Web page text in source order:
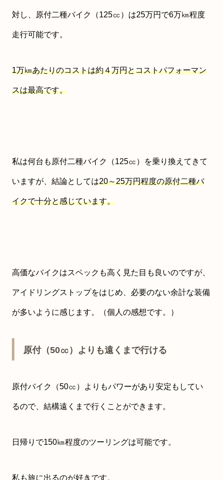
対し、原付二種バイク（125㏄）は25万円で6万㎞程度
走行可能です。
1万㎞あたりのコストは約４万円とコストパフォーマン
スは最高です。
私は何台も原付二種バイク（125㏄）を乗り換えてきて
いますが、結論としては20～25万円程度の原付二種バ
イクで十分と感じています。
高価なバイクはスペックも高く見た目も良いのですが、
アイドリングストップをはじめ、必要のない余計な装備
が多いように感じます。（個人の感想です。）
原付（50㏄）よりも遠くまで行ける
原付バイク（50㏄）よりもパワーがあり安定もしてい
るので、結構遠くまで行くことができます。
日帰りで150㎞程度のツーリングは可能です。
私も旅に出るのが好きです。